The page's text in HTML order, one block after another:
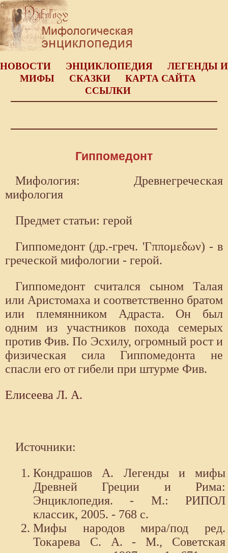
НОВОСТИ ЭНЦИКЛОПЕДИЯ
ЛЕГЕНДЫ И
МИФЫ
СКАЗКИ
КАРТА САЙТА
ССЫЛКИ
Гиппомедонт
Мифология: Древнегреческая
мифология
Предмет статьи: герой
Гиппомедонт (др.-греч. 'Γππομεδων) - в
греческой мифологии - герой.
Гиппомедонт считался сыном Талая
или Аристомаха и соответственно братом
или племянником Адраста. Он был
одним из участников похода семерых
против Фив. По Эсхилу, огромный рост и
физическая сила Гиппомедонта не
спасли его от гибели при штурме Фив.
Елисеева Л. А.
Источники:
Кондрашов А. Легенды и мифы
Древней Греции и Рима:
Энциклопедия. - М.: РИПОЛ
классик, 2005. - 768 с.
Мифы народов мира/под ред.
Токарева С. А. - М., Советская